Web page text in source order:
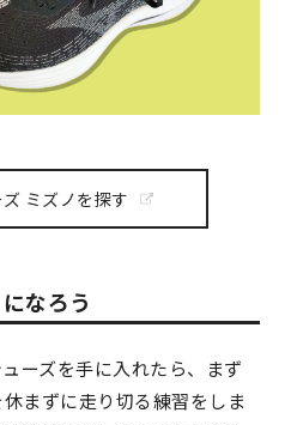
ミズノを探す
なろう
ーズを手に入れたら、まず
まずに走り切る練習をしま